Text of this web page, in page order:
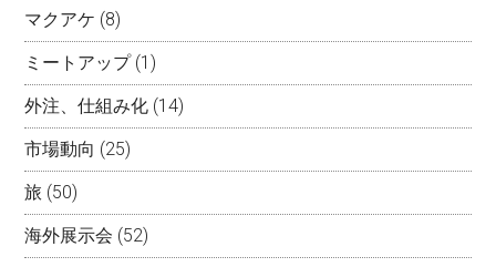
マクアケ (8)
ミートアップ(1)
外注、仕組み化 (14)
市場動向 (25)
旅 (50)
海外展示会 (52)